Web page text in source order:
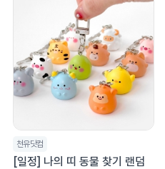
천유닷컴
[일정] 나의 띠 동물 찾기 랜덤